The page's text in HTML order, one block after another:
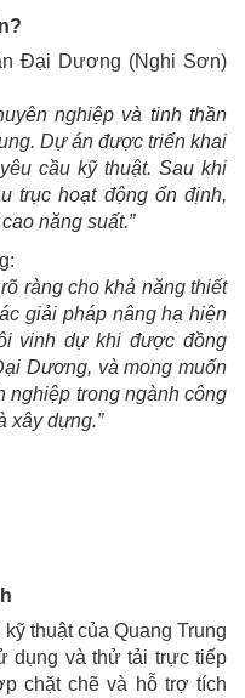
Đại Dương (Nghi Sơn)
nghiệp và tinh thần
Dự án được triển khai
cầu kỹ thuật. Sau khi
trục hoạt động ổn định,
năng suất.”
ràng cho khả năng thiết
giải pháp nâng hạ hiện
vinh dự khi được đồng
Dương, và mong muốn
nghiệp trong ngành công
xây dựng.”
thuật của Quang Trung
dụng và thử tải trực tiếp
chặt chẽ và hỗ trợ tích